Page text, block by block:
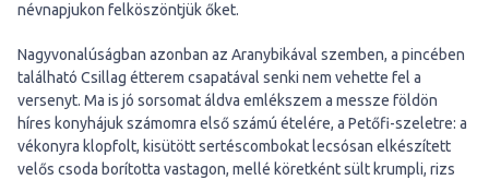
névnapjukon felköszöntjük őket.
Nagyvonalúságban azonban az Aranybikával szemben, a pincében
található Csillag étterem csapatával senki nem vehette fel a
versenyt. Ma is jó sorsomat áldva emlékszem a messze földön
híres konyhájuk számomra első számú ételére, a Petőfi-szeletre: a
vékonyra klopfolt, kisütött sertéscombokat lecsósan elkészített
velős csoda borította vastagon, mellé köretként sült krumpli, rizs